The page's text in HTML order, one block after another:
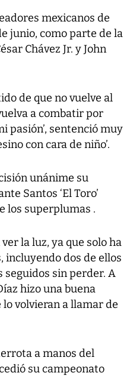
mexicanos de
junio, como parte de la
Chávez Jr. y John
de que no vuelve al
a combatir por
pasión’, sentenció muy
con cara de niño’.
unánime su
Santos ‘El Toro’
los superplumas .
la luz, ya que solo ha
incluyendo dos de ellos
seguidos sin perder. A
hizo una buena
volvieran a llamar de
a manos del
su campeonato